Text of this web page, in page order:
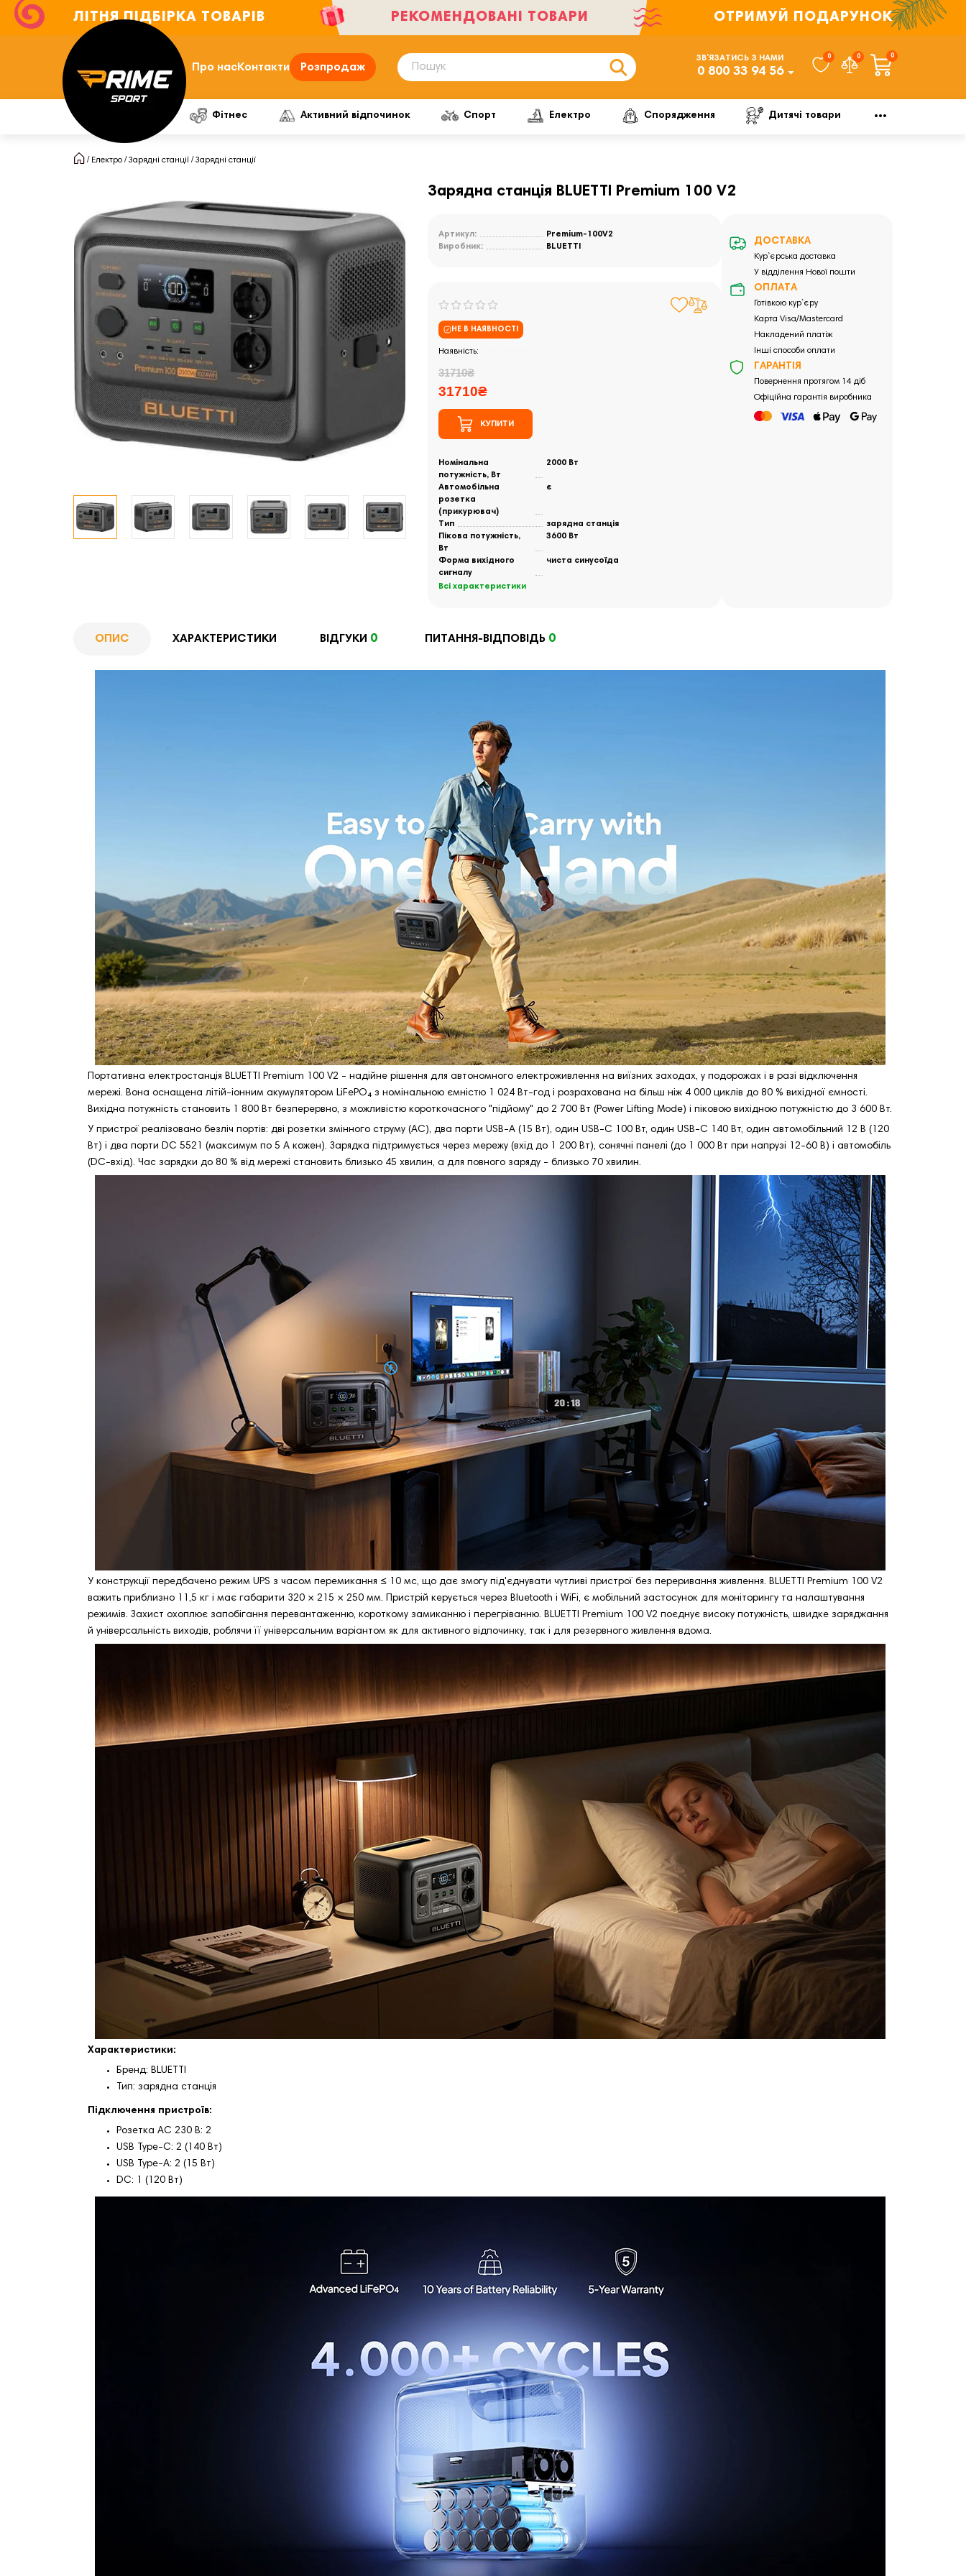
ЛІТНЯ ПІДБІРКА ТОВАРІВ РЕКОМЕНДОВАНІ ТОВАРИ ОТРИМУЙ ПОДАРУНОК
Про насКонтакти Розпродаж
ЗВ’ЯЗАТИСЬ З НАМИ
0 800 33 94 56
0 0 0
Фітнес Активний відпочинок Спорт Електро Спорядження Дитячі товари
Електро Зарядні станції Зарядні станції
Зарядна станція BLUETTI Premium 100 V2
Артикул:
Premium-100V2
Виробник:
BLUETTI
НЕ В НАЯВНОСТІ
31710₴
31710₴
КУПИТИ
Номінальна
потужність, Вт
2000 Вт
Автомобільна
розетка
(прикурювач)
є
Тип
зарядна станція
Пікова потужність,
Вт
3600 Вт
Форма вихідного
сигналу
чиста синусоїда
Всі характеристики
ДОСТАВКА
Кур`єрська доставка
У відділення Нової пошти
ОПЛАТА
Готівкою кур`єру
Карта Visa/Mastercard
Накладений платіж
Інші способи оплати
ГАРАНТІЯ
Повернення протягом 14 діб
Офіційна гарантія виробника
ОПИС ХАРАКТЕРИСТИКИ ВІДГУКИ 0 ПИТАННЯ-ВІДПОВІДЬ 0
Портативна електростанція BLUETTI Premium 100 V2 - надійне рішення для автономного електроживлення на виїзних заходах, у подорожах і в разі відключення
мережі. Вона оснащена літій-іонним акумулятором LiFePO₄ з номінальною ємністю 1 024 Вт-год і розрахована на більш ніж 4 000 циклів до 80 % вихідної ємності.
Вихідна потужність становить 1 800 Вт безперервно, з можливістю короткочасного "підйому" до 2 700 Вт (Power Lifting Mode) і піковою вихідною потужністю до 3 600 Вт.
У пристрої реалізовано безліч портів: дві розетки змінного струму (AC), два порти USB-А (15 Вт), один USB-C 100 Вт, один USB-C 140 Вт, один автомобільний 12 В (120
Вт) і два порти DC 5521 (максимум по 5 А кожен). Зарядка підтримується через мережу (вхід до 1 200 Вт), сонячні панелі (до 1 000 Вт при напрузі 12-60 В) і автомобіль
(DC-вхід). Час зарядки до 80 % від мережі становить близько 45 хвилин, а для повного заряду - близько 70 хвилин.
У конструкції передбачено режим UPS з часом перемикання ≤ 10 мс, що дає змогу під'єднувати чутливі пристрої без переривання живлення. BLUETTI Premium 100 V2
важить приблизно 11,5 кг і має габарити 320 × 215 × 250 мм. Пристрій керується через Bluetooth і WiFi, є мобільний застосунок для моніторингу та налаштування
режимів. Захист охоплює запобігання перевантаженню, короткому замиканню і перегріванню. BLUETTI Premium 100 V2 поєднує високу потужність, швидке заряджання
й універсальність виходів, роблячи її універсальним варіантом як для активного відпочинку, так і для резервного живлення вдома.
Характеристики:
Бренд: BLUETTI
Тип: зарядна станція
Підключення пристроїв:
Розетка AC 230 В: 2
USB Type‑C: 2 (140 Вт)
USB Type‑A: 2 (15 Вт)
DC: 1 (120 Вт)